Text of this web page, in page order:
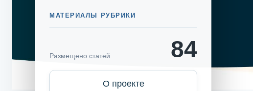
МАТЕРИАЛЫ РУБРИКИ
Размещено статей 84
О проекте